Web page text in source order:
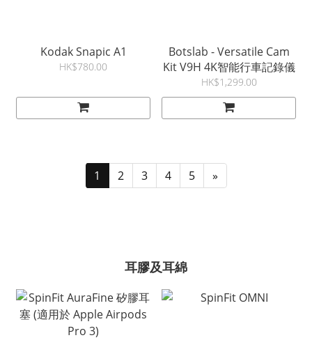
Kodak Snapic A1
HK$780.00
Botslab - Versatile Cam
Kit V9H 4K智能行車記錄儀
HK$1,299.00
1 2 3 4 5 »
耳膠及耳綿